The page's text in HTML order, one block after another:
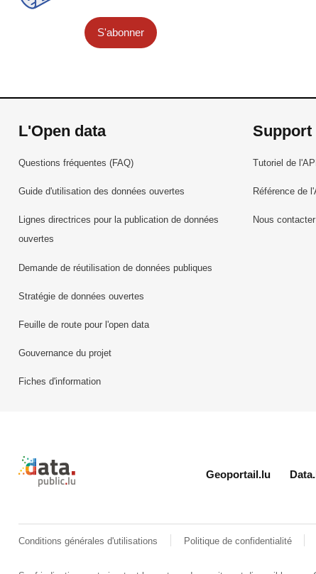
S'abonner
L'Open data
Questions fréquentes (FAQ)
Guide d'utilisation des données ouvertes
Lignes directrices pour la publication de données
ouvertes
Demande de réutilisation de données publiques
Stratégie de données ouvertes
Feuille de route pour l'open data
Gouvernance du projet
Fiches d'information
Support
Tutoriel de l'API
Référence de
Nous contacter
Retour à l'accueil de data.public.lu
Geoportail.lu
Conditions générales d'utilisations Politique de confidentialité